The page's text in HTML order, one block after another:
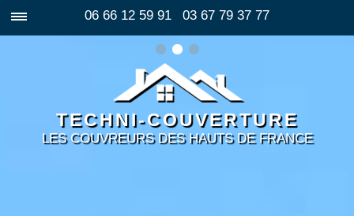
06 66 12 59 91 03 67 79 37 77
TECHNI-COUVERTURE
LES COUVREURS DES HAUTS DE FRANCE